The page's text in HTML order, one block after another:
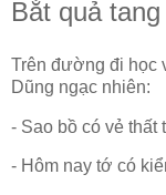
Bắt quả tang
Trên đường đi học
Dũng ngạc nhiên:
- Sao bồ có vẻ thất
- Hôm nay tớ có